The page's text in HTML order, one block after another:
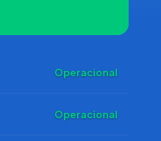
Operacional
Operacional